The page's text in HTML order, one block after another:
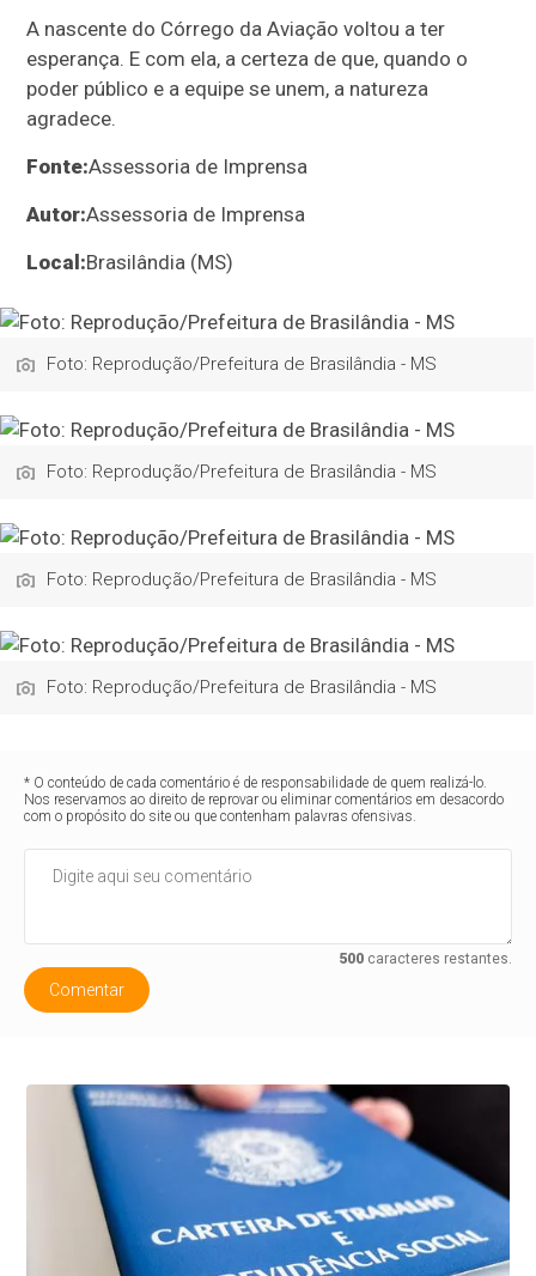
A nascente do Córrego da Aviação voltou a ter
esperança. E com ela, a certeza de que, quando o
poder público e a equipe se unem, a natureza
agradece.
Fonte:Assessoria de Imprensa
Autor:Assessoria de Imprensa
Local:Brasilândia (MS)
Foto: Reprodução/Prefeitura de Brasilândia - MS
Foto: Reprodução/Prefeitura de Brasilândia - MS
Foto: Reprodução/Prefeitura de Brasilândia - MS
Foto: Reprodução/Prefeitura de Brasilândia - MS
* O conteúdo de cada comentário é de responsabilidade de quem realizá-lo.
Nos reservamos ao direito de reprovar ou eliminar comentários em desacordo
com o propósito do site ou que contenham palavras ofensivas.
500caracteres restantes.
Comentar